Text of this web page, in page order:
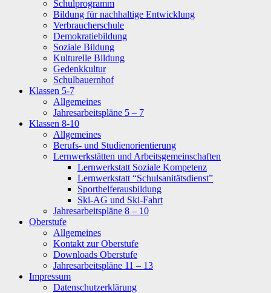
Schulprogramm
Bildung für nachhaltige Entwicklung
Verbraucherschule
Demokratiebildung
Soziale Bildung
Kulturelle Bildung
Gedenkkultur
Schulbauernhof
Klassen 5-7
Allgemeines
Jahresarbeitspläne 5 – 7
Klassen 8-10
Allgemeines
Berufs- und Studienorientierung
Lernwerkstätten und Arbeitsgemeinschaften
Lernwerkstatt Soziale Kompetenz
Lernwerkstatt “Schulsanitätsdienst”
Sporthelferausbildung
Ski-AG und Ski-Fahrt
Jahresarbeitspläne 8 – 10
Oberstufe
Allgemeines
Kontakt zur Oberstufe
Downloads Oberstufe
Jahresarbeitspläne 11 – 13
Impressum
Datenschutzerklärung